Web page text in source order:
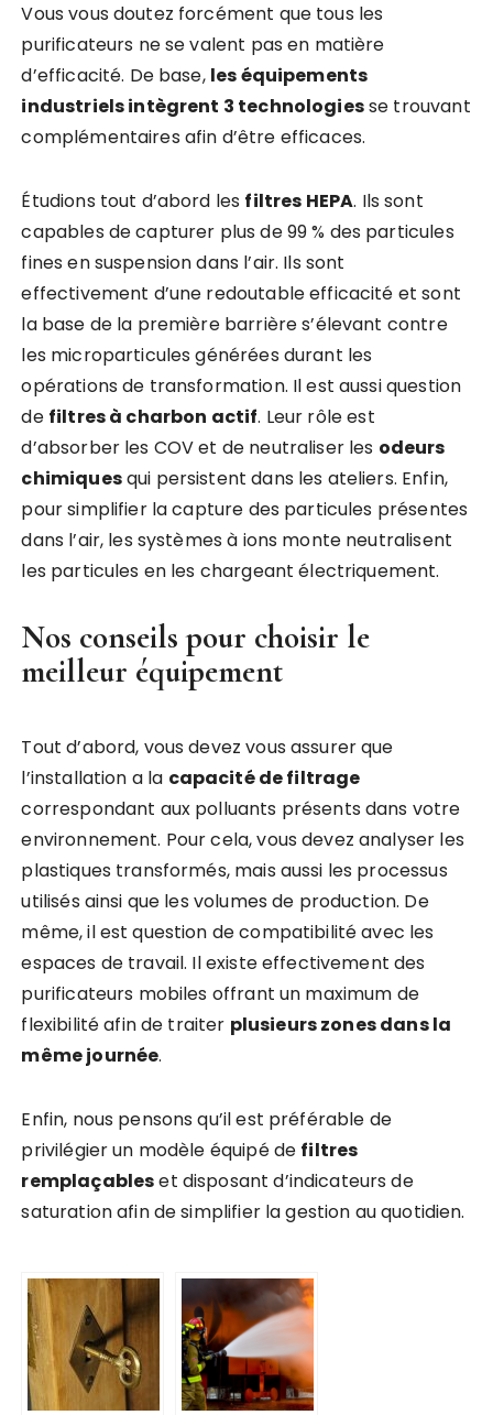
Vous vous doutez forcément que tous les
purificateurs ne se valent pas en matière
d’efficacité. De base, les équipements
industriels intègrent 3 technologiesse trouvant
complémentaires afin d’être efficaces.
Étudions tout d’abord les filtres HEPA. Ils sont
capables de capturer plus de 99 % des particules
fines en suspension dans l’air. Ils sont
effectivement d’une redoutable efficacité et sont
la base de la première barrière s’élevant contre
les microparticules générées durant les
opérations de transformation. Il est aussi question
de filtresà charbon actif. Leur rôle est
d’absorber les COV et de neutraliser les odeurs
chimiquesqui persistent dans les ateliers. Enfin,
pour simplifier la capture des particules présentes
dans l’air, les systèmes à ions monte neutralisent
les particules en les chargeant électriquement.
Nos conseils pour choisir le
meilleur équipement
Tout d’abord, vous devez vous assurer que
l’installation a la capacité de filtrage
correspondant aux polluants présents dans votre
environnement. Pour cela, vous devez analyser les
plastiques transformés, mais aussi les processus
utilisés ainsi que les volumes de production. De
même, il est question de compatibilité avec les
espaces de travail. Il existe effectivement des
purificateurs mobiles offrant un maximum de
flexibilité afin de traiter plusieurs zones dans la
même journée.
Enfin, nous pensons qu’il est préférable de
privilégier un modèle équipé de filtres
remplaçableset disposant d’indicateurs de
saturation afin de simplifier la gestion au quotidien.